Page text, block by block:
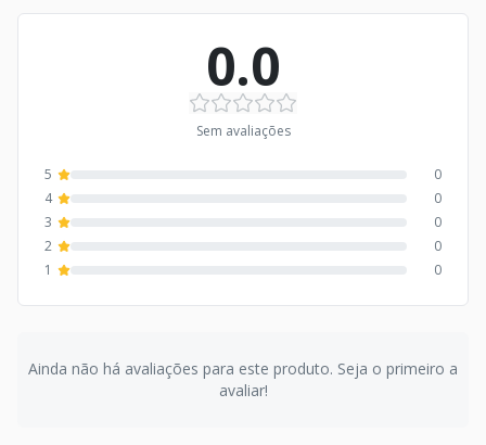
0.0
Sem avaliações
5
0
4
0
3
0
2
0
1
0
Ainda não há avaliações para este produto. Seja o primeiro a
avaliar!